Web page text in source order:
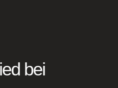
bei